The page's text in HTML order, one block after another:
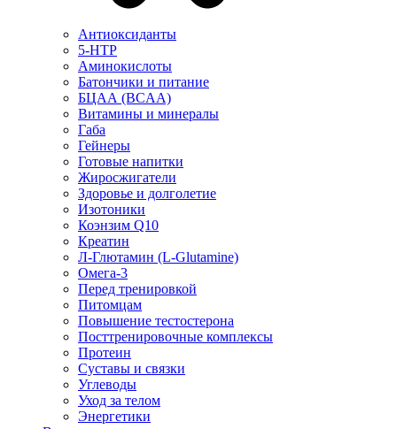
Антиоксиданты
5-HTP
Аминокислоты
Батончики и питание
БЦАА (BCAA)
Витамины и минералы
Габа
Гейнеры
Готовые напитки
Жиросжигатели
Здоровье и долголетие
Изотоники
Коэнзим Q10
Креатин
Л-Глютамин (L-Glutamine)
Омега-3
Перед тренировкой
Питомцам
Повышение тестостерона
Посттренировочные комплексы
Протеин
Суставы и связки
Углеводы
Уход за телом
Энергетики